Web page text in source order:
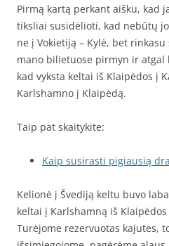
Pirmą kartą perkant aišku, kad
tiksliai susidėlioti, kad nebūtų
ne į Vokietiją – Kylė, bet
mano bilietuose pirmyn ir atgal
kad vyksta keltai iš Klaipėdos į
Karlshamno į Klaipėdą.
Taip pat skaitykite:
Kaip susirasti pigiausią
Kelionė į Švediją keltu buvo
keltai į Karlshamną iš
Turėjome rezervuotas kajutes,